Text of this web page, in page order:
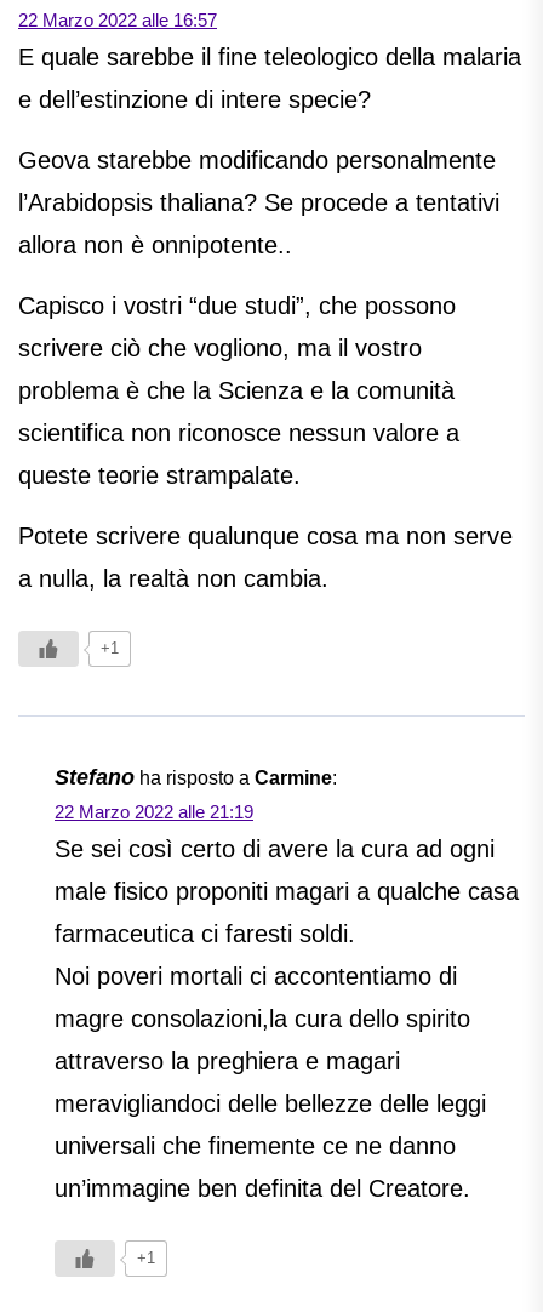
22 Marzo 2022 alle 16:57
E quale sarebbe il fine teleologico della malaria
e dell’estinzione di intere specie?
Geova starebbe modificando personalmente
l’Arabidopsis thaliana? Se procede a tentativi
allora non è onnipotente..
Capisco i vostri “due studi”, che possono
scrivere ciò che vogliono, ma il vostro
problema è che la Scienza e la comunità
scientifica non riconosce nessun valore a
queste teorie strampalate.
Potete scrivere qualunque cosa ma non serve
a nulla, la realtà non cambia.
+1
Stefano ha risposto a Carmine:
22 Marzo 2022 alle 21:19
Se sei così certo di avere la cura ad ogni
male fisico proponiti magari a qualche casa
farmaceutica ci faresti soldi.
Noi poveri mortali ci accontentiamo di
magre consolazioni,la cura dello spirito
attraverso la preghiera e magari
meravigliandoci delle bellezze delle leggi
universali che finemente ce ne danno
un’immagine ben definita del Creatore.
+1